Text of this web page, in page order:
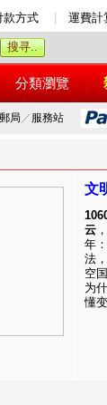
款方式 運費計
分類瀏覽
郵局 ／ 服務站
文
云
年
法
空
为
懂